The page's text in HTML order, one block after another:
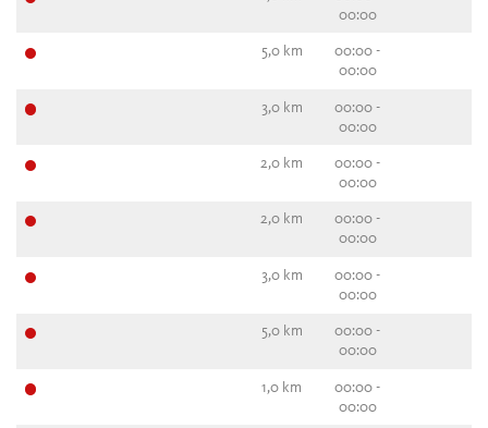
00:00
5,0 km
00:00 -
00:00
3,0 km
00:00 -
00:00
2,0 km
00:00 -
00:00
2,0 km
00:00 -
00:00
3,0 km
00:00 -
00:00
5,0 km
00:00 -
00:00
1,0 km
00:00 -
00:00